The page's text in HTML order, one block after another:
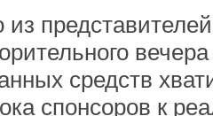
средств
спонсоров к